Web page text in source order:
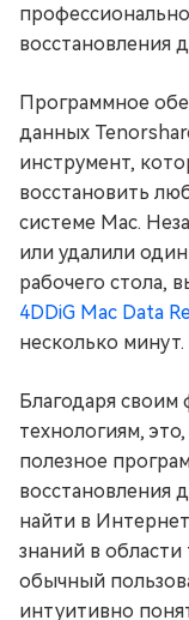
восстановления
Программное
данных
инструмент,
восстановить
системе Mac.
или удалили
рабочего стола,
4DDiG Mac Data
несколько минут.
Благодаря
технологиям,
полезное
восстановления
найти в
знаний в
обычный
интуитивно